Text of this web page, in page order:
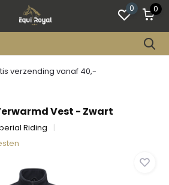
0 0
verzending vanaf 40,-
Vest - Zwart
Riding